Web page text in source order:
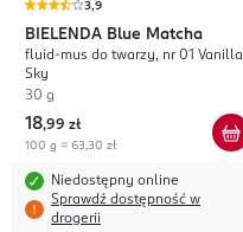
3,9
BIELENDA Blue Matcha
fluid-mus do twarzy, nr 01 Vanilla
Sky
30 g
18,99 zł
100 g = 63,30 zł
Niedostępny online
Sprawdź dostępność w
drogerii